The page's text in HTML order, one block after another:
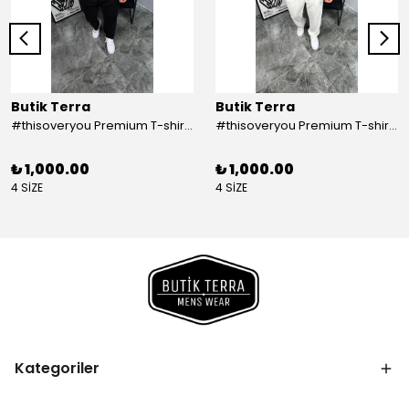
Butik Terra
#thisoveryou Premium T-shirt Beyaz
₺ 1,000.00
4 SİZE
Butik Terra
#thisoveryou Premium T-shirt Kahve
₺ 1,000.00
4 SİZE
Kategoriler